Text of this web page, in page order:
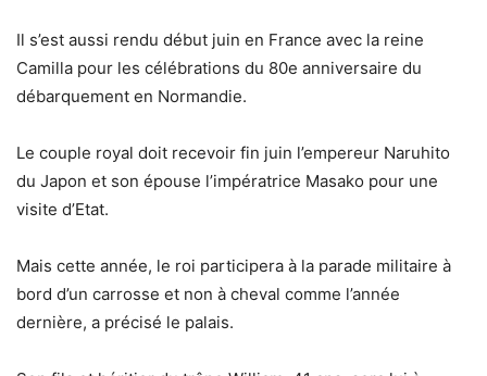
Il s’est aussi rendu début juin en France avec la reine
Camilla pour les célébrations du 80e anniversaire du
débarquement en Normandie.
Le couple royal doit recevoir fin juin l’empereur Naruhito
du Japon et son épouse l’impératrice Masako pour une
visite d’Etat.
Mais cette année, le roi participera à la parade militaire à
bord d’un carrosse et non à cheval comme l’année
dernière, a précisé le palais.